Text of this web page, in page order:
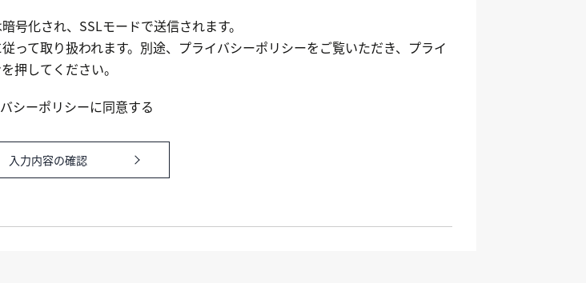
化され、SSLモードで送信されます。
って取り扱われます。別途、プライバシーポリシーをご覧いただき、プライ
押してください。
シーポリシーに同意する
入力内容の確認